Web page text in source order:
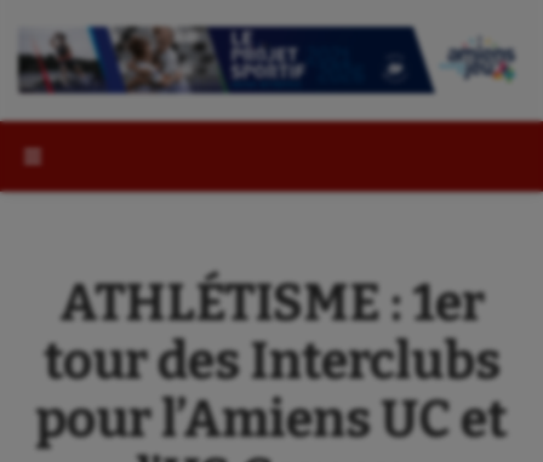
ATHLÉTISME : 1er
tour des Interclubs
pour l’Amiens UC et